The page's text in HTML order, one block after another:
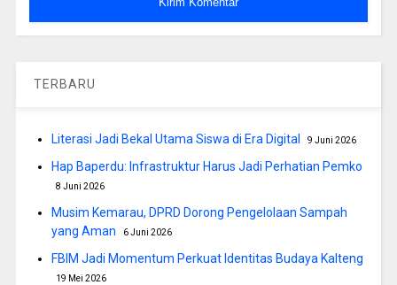
TERBARU
Literasi Jadi Bekal Utama Siswa di Era Digital 9 Juni 2026
Hap Baperdu: Infrastruktur Harus Jadi Perhatian Pemko
8 Juni 2026
Musim Kemarau, DPRD Dorong Pengelolaan Sampah
yang Aman
6 Juni 2026
FBIM Jadi Momentum Perkuat Identitas Budaya Kalteng
19 Mei 2026